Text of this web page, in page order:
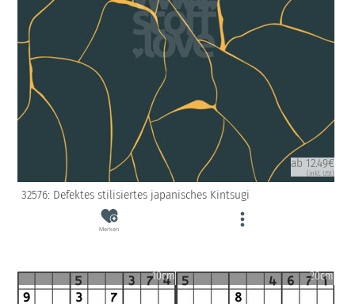
ab 12.49€
(inkl. USt)
32576: Defektes stilisiertes japanisches Kintsugi
Merken
10cm 20cm